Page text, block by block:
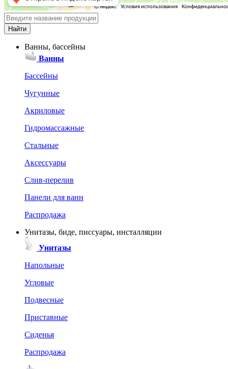
Ванны, бассейны
Ванны
Бассейны
Чугунные
Акриловые
Гидромассажные
Стальные
Аксессуары
Слив-перелив
Панели для ванн
Распродажа
Унитазы, биде, писсуары, инсталляции
Унитазы
Напольные
Угловые
Подвесные
Приставные
Сиденья
Распродажа